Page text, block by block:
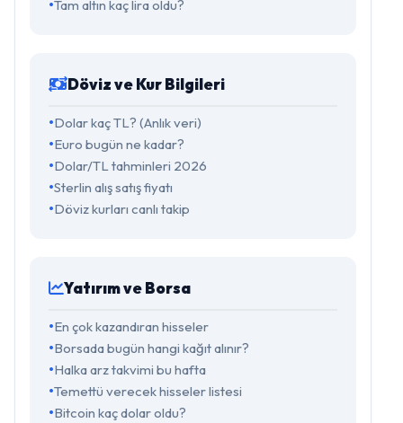
Tam altın kaç lira oldu?
Döviz ve Kur Bilgileri
Dolar kaç TL? (Anlık veri)
Euro bugün ne kadar?
Dolar/TL tahminleri 2026
Sterlin alış satış fiyatı
Döviz kurları canlı takip
Yatırım ve Borsa
En çok kazandıran hisseler
Borsada bugün hangi kağıt alınır?
Halka arz takvimi bu hafta
Temettü verecek hisseler listesi
Bitcoin kaç dolar oldu?